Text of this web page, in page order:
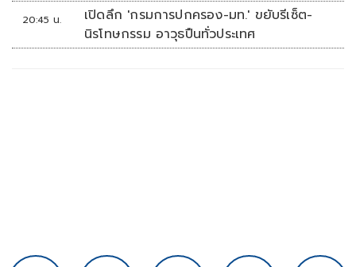
20:45 น.
เปิดลึก 'กรมการปกครอง-มท.' ขยับรีเซ็ต-
นิรโทษกรรม อาวุธปืนทั่วประเทศ